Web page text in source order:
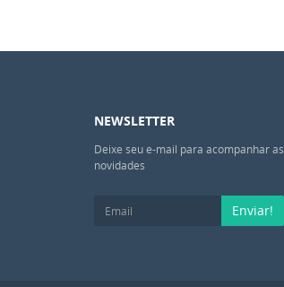
NEWSLETTER
Deixe seu e-mail para acompanhar as
novidades
Enviar!